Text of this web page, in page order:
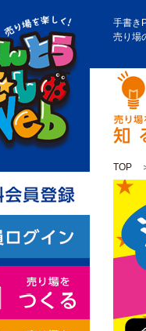
手書き
売り場
TOP